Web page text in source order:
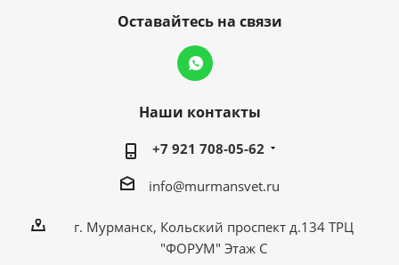
Оставайтесь на связи
Наши контакты
+7 921 708-05-62
info@murmansvet.ru
г. Мурманск, Кольский проспект д.134 ТРЦ
"ФОРУМ" Этаж С